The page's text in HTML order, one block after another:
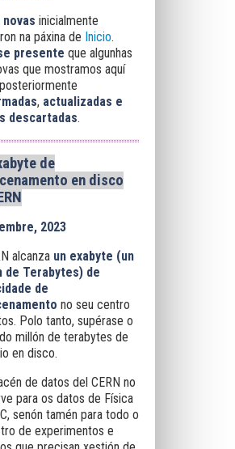
novas inicialmente
na páxina de Inicio.
presente que algunhas
que mostramos aquí
, actualizadas e
descartadas.
de
en disco
2023
alcanza un exabyte (un
de Terabytes) de
de
no seu centro
Polo tanto, supérase o
millón de terabytes de
en disco.
de datos del CERN no
para os datos de Física
senón tamén para todo o
de experimentos e